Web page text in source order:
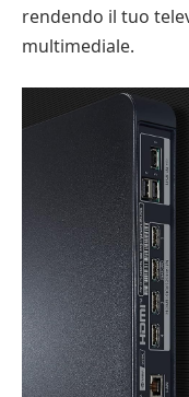
rendendo il tuo
multimediale.